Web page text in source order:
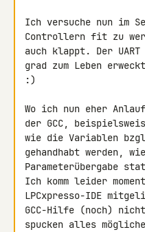
Ich versuche nun im
Controllern fit zu
auch klappt. Der
grad zum Leben erweckt
:)
Wo ich nun eher
der GCC,
wie die Variablen bzgl.
gehandhabt werden, wie
Parameterübergabe
Ich komm leider
LPCxpresso-IDE
GCC-Hilfe (noch)
spucken alles mögliche